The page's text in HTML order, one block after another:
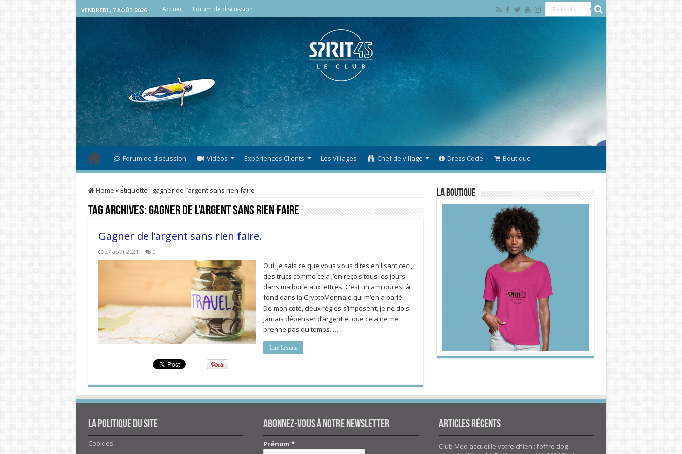
VENDREDI , 7 AOÛT 2026 Accueil Forum de discussion
Forum de discussion Vidéos Expériences Clients Les Villages Chef de village Dress Code Boutique
Home »Étiquette : gagner de l’argent sans rien faire
Tag Archives:gagner de l’argent sans rien faire
Gagner de l’argent sans rien faire.
27 août 2021 0
Oui, je sais ce que vous vous dites en lisant ceci,
des trucs comme cela j’en reçois tous les jours
dans ma boite aux lettres. C’est un ami qui est à
fond dans la CryptoMonnaie qui m’en a parlé.
De mon coté, deux règles s’imposent, je ne dois
jamais dépenser d’argent et que cela ne me
prenne pas du temps. …
Lire la suite
La Boutique
La politique du site
Cookies
Abonnez-vous à notre newsletter
Prénom*
Articles Récents
Club Med accueille votre chien : l’offre dog-